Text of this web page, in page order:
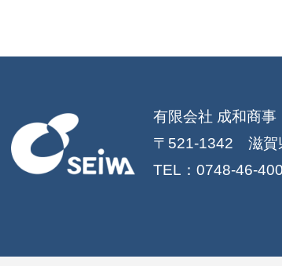
有限会社 成和商事
〒521-1342 滋賀
TEL：0748-46-